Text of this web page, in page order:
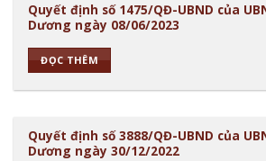
Quyết định số 1475/QĐ-UBND của
Dương ngày 08/06/2023
ĐỌC THÊM
Quyết định số 3888/QĐ-UBND của
Dương ngày 30/12/2022